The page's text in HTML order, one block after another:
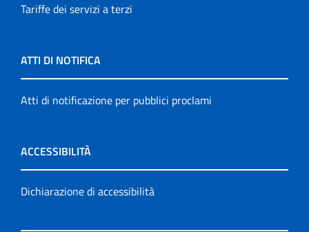
Tariffe dei servizi a terzi
ATTI DI NOTIFICA
Atti di notificazione per pubblici proclami
ACCESSIBILITÀ
Dichiarazione di accessibilità